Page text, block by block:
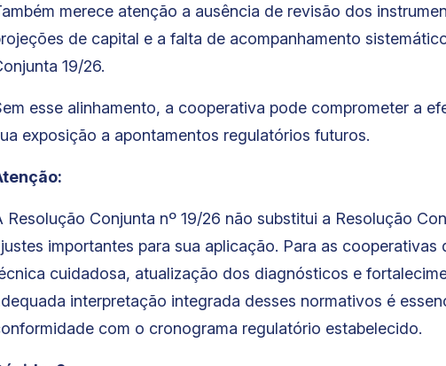
merece atenção a ausência de revisão dos
de capital e a falta de acompanhamento
19/26.
esse alinhamento, a cooperativa pode comprometer a
exposição a apontamentos regulatórios futuros.
Resolução Conjunta nº 19/26 não substitui a Resolução
importantes para sua aplicação. Para as
cuidadosa, atualização dos diagnósticos e
interpretação integrada desses normativos é
com o cronograma regulatório estabelecido.